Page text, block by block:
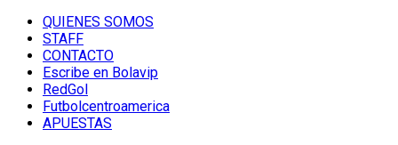
QUIENES SOMOS
STAFF
CONTACTO
Escribe en Bolavip
RedGol
Futbolcentroamerica
APUESTAS